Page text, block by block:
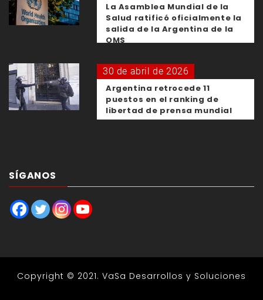
La Asamblea Mundial de la
Salud ratificó oficialmente la
salida de la Argentina de la
OMS
30 de abril de 2026
Argentina retrocede 11
puestos en el ranking de
libertad de prensa mundial
SÍGANOS
Copyright © 2021. VaSa Desarrollos y Soluciones